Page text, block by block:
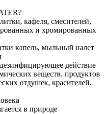
кафеля, смесителей,
и хромированных
капель, мыльный налет
действие
веществ, продуктов
отдушек, красителей,
в природе